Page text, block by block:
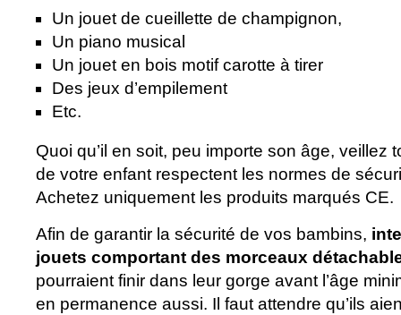
Un jouet de cueillette de champignon,
Un piano musical
Un jouet en bois motif carotte à tirer
Des jeux d’empilement
Etc.
Quoi qu’il en soit, peu importe son âge, veillez
de votre enfant respectent les normes de
Achetez uniquement les produits marqués CE.
Afin de garantir la sécurité de vos bambins,
jouets comportant des morceaux
pourraient finir dans leur gorge avant l’âge
en permanence aussi. Il faut attendre qu’ils